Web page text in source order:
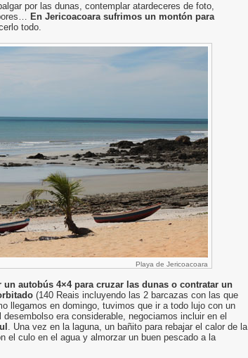
por las dunas, contemplar atardeceres de foto,
En Jericoacoara sufrimos un montón para
todo.
Playa de Jericoacoara
un autobús 4×4 para cruzar las dunas o contratar un
(140 Reais incluyendo las 2 barcazas con las que
llegamos en domingo, tuvimos que ir a todo lujo con un
era considerable, negociamos incluir en el
. Una vez en la laguna, un bañito para rebajar el calor de la
el culo en el agua y almorzar un buen pescado a la